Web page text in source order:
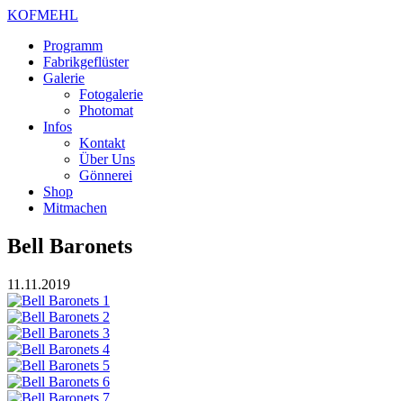
KOFMEHL
Programm
Fabrikgeflüster
Galerie
Fotogalerie
Photomat
Infos
Kontakt
Über Uns
Gönnerei
Shop
Mitmachen
Bell Baronets
11.11.2019